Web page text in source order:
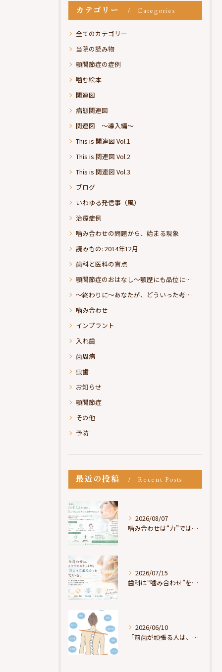
カテゴリー Categories
全てのカテゴリー
当院の読み物
顎関節症の症例
噛む絵本
関連図
病態関連図
関連図 ～導入編～
This is 関連図 Vol.1
This is 関連図 Vol.2
This is 関連図 Vol.3
ブログ
いわゆる発信事（風）
治療症例
噛み合わせの問題から、始まる現象
読みもの: 2014年12月
歯科と医科の盲点
顎関節症のおはなし～顎歴にも品位にこだわりたい
～終わりに～あなたが、どういった考えの治療をお求めになられるのか？
嚙み合わせ
インプラント
入れ歯
歯周病
虫歯
お知らせ
顎関節症
その他
予防
最近の投稿 Recent Posts
2026/08/07
噛み合わせは“力”ではなく“許可”である
2026/07/15
歯科は“噛み合わせ”を見ているが、身体は“通り道”を見ている
2026/06/10
「前歯が頑張る人は、だいたい疲れている」